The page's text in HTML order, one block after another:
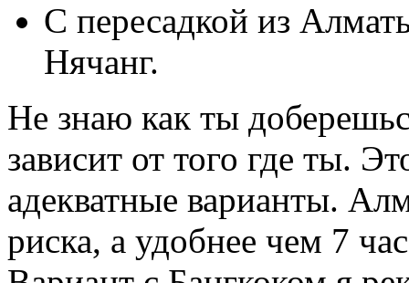
С пересадкой из
Нячанг.
Не знаю как ты
зависит от того где ты.
адекватные варианты.
риска, а удобнее чем 7